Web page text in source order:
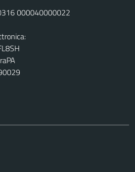
000040000022